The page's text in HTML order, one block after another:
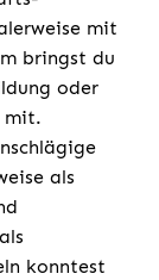
mit
bringst du
oder
mit.
als
konntest